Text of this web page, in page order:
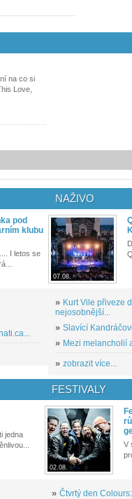
na co si
Love,
pod
klubu
I letos se
NAŽIVO
07.08.
» Kurt Vile přiveze
nejosobnější...
» Slavící
» Mezi melancholií
» zobrazit více...
jedna
FESTIVALY
02.08.
V
» Čtvrtý den